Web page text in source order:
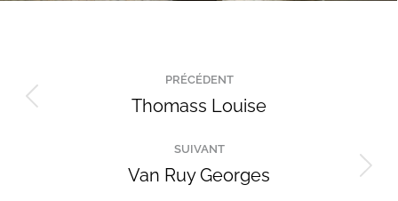
de
commentaire
PRÉCÉDENT
Onglet
Thomass Louise
SUIVANT
Projets
Van Ruy Georges